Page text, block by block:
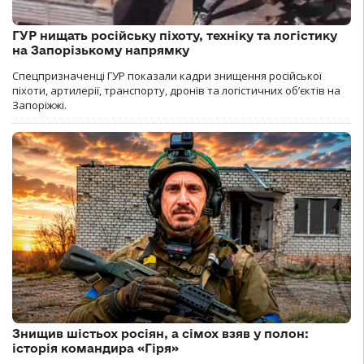
ГУР нищать російську піхоту, техніку та логістику
на Запорізькому напрямку
Спецпризначенці ГУР показали кадри знищення російської
піхоти, артилерії, транспорту, дронів та логістичних об’єктів на
Запоріжжі.
Знищив шістьох росіян, а сімох взяв у полон:
історія командира «Гіря»